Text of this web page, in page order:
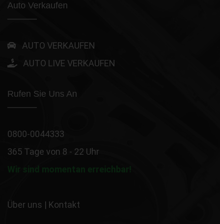
Auto Verkaufen
AUTO VERKAUFEN
AUTO LIVE VERKAUFEN
Rufen Sie Uns An
0800-0044333
365 Tage von 8 - 22 Uhr
Wir sind momentan erreichbar!
Über uns | Kontakt